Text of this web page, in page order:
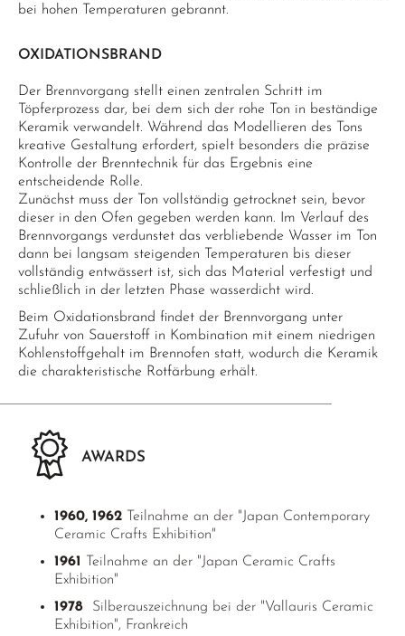
bei hohen Temperaturen gebrannt.
OXIDATIONSBRAND
Der Brennvorgang stellt einen zentralen Schritt im
Töpferprozess dar, bei dem sich der rohe Ton in beständige
Keramik verwandelt. Während das Modellieren des Tons
kreative Gestaltung erfordert, spielt besonders die präzise
Kontrolle der Brenntechnik für das Ergebnis eine
entscheidende Rolle.
Zunächst muss der Ton vollständig getrocknet sein, bevor
dieser in den Ofen gegeben werden kann. Im Verlauf des
Brennvorgangs verdunstet das verbliebende Wasser im Ton
dann bei langsam steigenden Temperaturen bis dieser
vollständig entwässert ist, sich das Material verfestigt und
schließlich in der letzten Phase wasserdicht wird.
Beim Oxidationsbrand findet der Brennvorgang unter
Zufuhr von Sauerstoff in Kombination mit einem niedrigen
Kohlenstoffgehalt im Brennofen statt, wodurch die Keramik
die charakteristische Rotfärbung erhält.
AWARDS
1960, 1962 Teilnahme an der "Japan Contemporary
Ceramic Crafts Exhibition"
1961
Teilnahme an der "Japan Ceramic Crafts
Exhibition"
1978 Silberauszeichnung bei der "Vallauris Ceramic
Exhibition", Frankreich